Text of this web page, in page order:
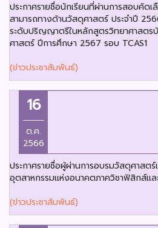
ประกาศรายชื่อนักเรียนที่ผ่านการสอบคัด
สามารถทางด้านวัสดุศาสตร์ ประจำปี
ระดับปริญญาตรีในหลักสูตรวิทยาศาสตร
ศาสตร์ ปีการศึกษา 2567 รอบ TCAS1
(ข่าวประชาสัมพันธ์)
16
ต.ค.
2566
ประกาศรายชื่อผู้ผ่านการอบรมวัสดุศาสต
อุตสาหกรรมแห่งอนาคตภาควิชาฟิสิกส์แ
(ข่าวประชาสัมพันธ์)